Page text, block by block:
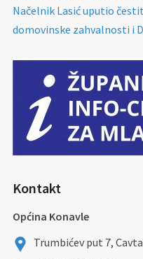
Načelnik Lasić uputio
domovinske zahvalnosti i
Kontakt
Općina Konavle
Trumbićev put 7,